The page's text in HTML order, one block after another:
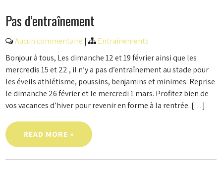
Pas d’entraînement
Aucun commentaire |
Entraînements
Bonjour à tous, Les dimanche 12 et 19 février ainsi que les
mercredis 15 et 22 , il n’y a pas d’entraînement au stade pour
les éveils athlétisme, poussins, benjamins et minimes. Reprise
le dimanche 26 février et le mercredi 1 mars. Profitez bien de
vos vacances d’hiver pour revenir en forme à la rentrée. […]
READ MORE »